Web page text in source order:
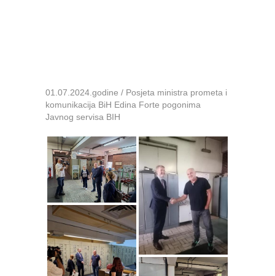
01.07.2024.godine / Posjeta ministra prometa i
komunikacija BiH Edina Forte pogonima
Javnog servisa BIH